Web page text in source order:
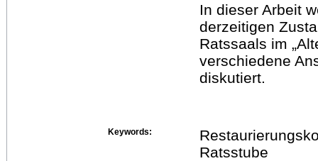
In dieser Arbeit
derzeitigen
Ratssaals im
verschiedene
diskutiert.
Keywords:
Ratsstube